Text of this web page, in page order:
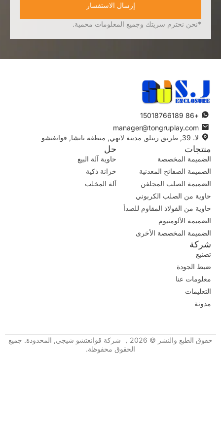
إرسال الاستفسار
*نحن نحترم سريتك وجميع المعلومات محمية.
+86 15018766189
manager@tongruplay.com
لا. 39, طريق رينلو, مدينة لانهي, منطقة نانشا, قوانغتشو
منتجات
الضميمة المخصصة
الضميمة الصفائح المعدنية
الضميمة الصلب المجلفن
حاوية من الصلب الكربوني
حاوية من الفولاذ المقاوم للصدأ
الضميمة الألومنيوم
الضميمة المخصصة الأخرى
حل
حاوية آلة البيع
خزانة ذكية
آلة المخلب
شركة
تصنيع
ضبط الجودة
معلومات عنا
التعليمات
مدونة
حقوق الطبع والنشر © 2026， شركة قوانغتشو شيجي, المحدودة. جميع
الحقوق محفوظة.